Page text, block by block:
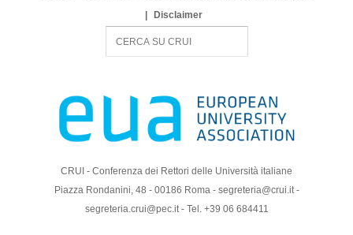
Disclaimer
c
CRUI - Conferenza dei Rettori delle Università italiane
Piazza Rondanini, 48 - 00186 Roma - segreteria@crui.it -
segreteria.crui@pec.it - Tel. +39 06 684411